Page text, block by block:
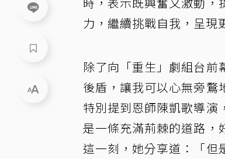
力，繼續挑戰自我，呈現
除了向「重生」劇組台前
後盾，讓我可以心無旁鶩
特別提到恩師陳凱歌導演
是一條充滿荊棘的道路，
這一刻，她分享道：「但